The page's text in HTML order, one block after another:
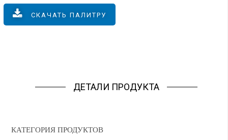
СКАЧАТЬ ПАЛИТРУ
ДЕТАЛИ ПРОДУКТА
КАТЕГОРИЯ ПРОДУКТОВ